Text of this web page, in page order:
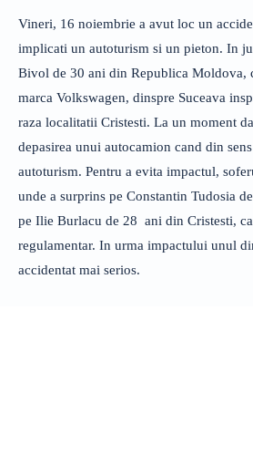
Vineri, 16 noiembrie a avut loc un
implicati un autoturism si un pieton. In
Bivol de 30 ani din Republica Moldova,
marca Volkswagen, dinspre Suceava
raza localitatii Cristesti. La un moment
depasirea unui autocamion cand din
autoturism. Pentru a evita impactul,
unde a surprins pe Constantin Tudosia
pe Ilie Burlacu de 28 ani din Cristesti,
regulamentar. In urma impactului unul
accidentat mai serios.